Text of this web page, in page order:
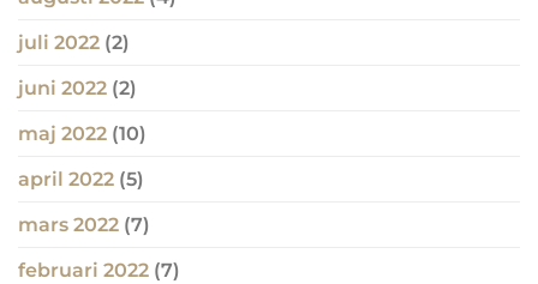
juli 2022 (2)
juni 2022 (2)
maj 2022 (10)
april 2022 (5)
mars 2022 (7)
februari 2022 (7)